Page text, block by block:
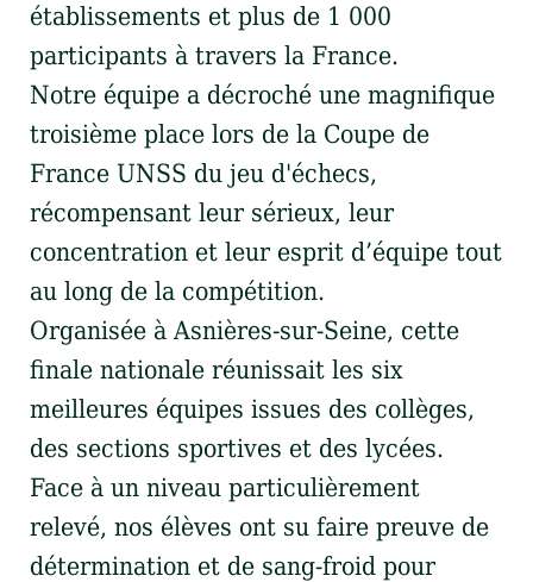
établissements et plus de 1 000
participants à travers la France.
Notre équipe a décroché une magnifique
troisième place lors de la Coupe de
France UNSS du jeu d'échecs,
récompensant leur sérieux, leur
concentration et leur esprit d’équipe tout
au long de la compétition.
Organisée à Asnières-sur-Seine, cette
finale nationale réunissait les six
meilleures équipes issues des collèges,
des sections sportives et des lycées.
Face à un niveau particulièrement
relevé, nos élèves ont su faire preuve de
détermination et de sang-froid pour